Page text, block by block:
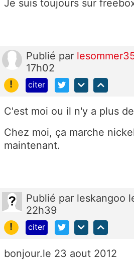
Je suis toujours sur
Publié par
17h02
!
citer
C'est moi ou il n'y a plus
Chez moi, ça marche
maintenant.
Publié par leskangoo
22h39
!
citer
bonjour.le 23 aout 2012